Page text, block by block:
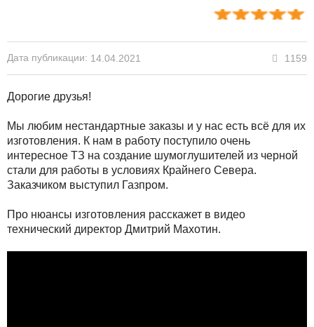
Дата публикации: 14.04.2021 1159
Дорогие друзья!
Мы любим нестандартные заказы и у нас есть всё для их
изготовления. К нам в работу поступило очень
интересное ТЗ на создание шумоглушителей из черной
стали для работы в условиях Крайнего Севера.
Заказчиком выступил Газпром.
Про нюансы изготовления расскажет в видео
технический директор Дмитрий Махотин.